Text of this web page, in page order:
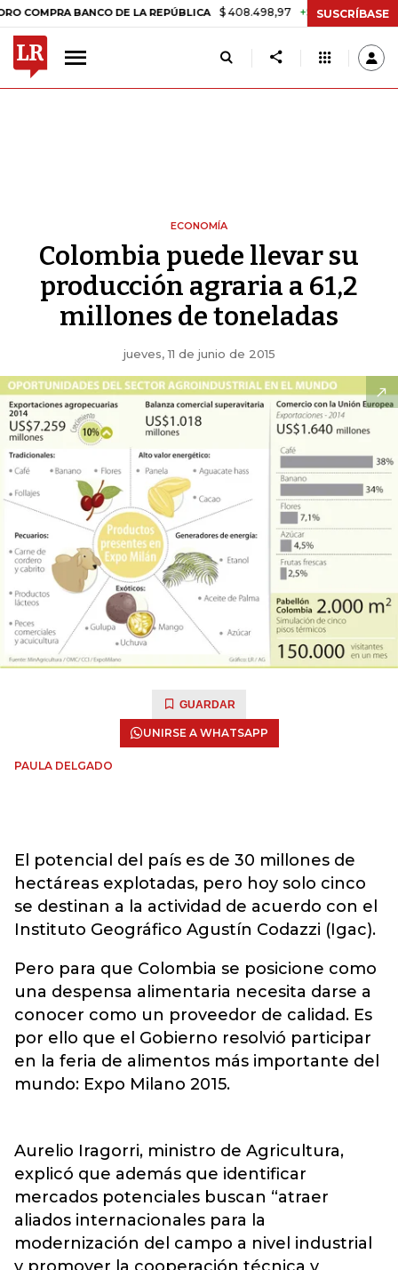
BANCO DE LA REPÚBLICA $ 408.498,97 +$ 8.753,81 +2,19%
SUSCRÍBASE
ECONOMÍA
Colombia puede llevar su
producción agraria a 61,2
millones de toneladas
jueves, 11 de junio de 2015
GUARDAR
UNIRSE A WHATSAPP
PAULA DELGADO
El potencial del país es de 30 millones de
hectáreas explotadas, pero hoy solo cinco
se destinan a la actividad de acuerdo con el
Instituto Geográfico Agustín Codazzi (Igac).
Pero para que Colombia se posicione como
una despensa alimentaria necesita darse a
conocer como un proveedor de calidad. Es
por ello que el Gobierno resolvió participar
en la feria de alimentos más importante del
mundo: Expo Milano 2015.
Aurelio Iragorri, ministro de Agricultura,
explicó que además que identificar
mercados potenciales buscan “atraer
aliados internacionales para la
modernización del campo a nivel industrial